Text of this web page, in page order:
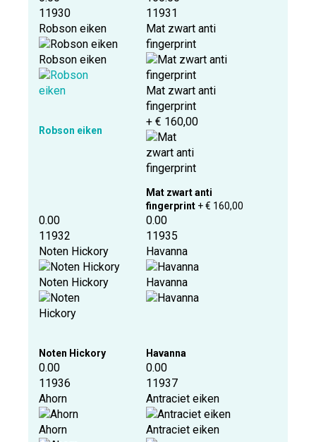
11930
Robson eiken
Robson eiken
Robson eiken
11931
Mat zwart anti
fingerprint
Mat zwart anti
fingerprint
+ € 160,00
Mat zwart anti
fingerprint + € 160,00
0.00
11932
Noten Hickory
Noten Hickory
Noten Hickory
0.00
11935
Havanna
Havanna
Havanna
0.00
11936
Ahorn
Ahorn
0.00
11937
Antraciet eiken
Antraciet eiken